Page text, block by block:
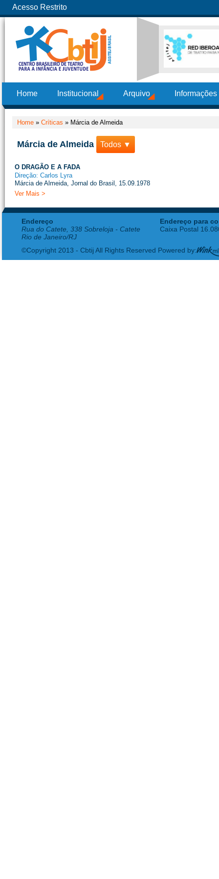
Acesso Restrito
Home Institucional Arquivo
Home » Críticas » Márcia de Almeida
Márcia de Almeida Todos ▼
O DRAGÃO E A FADA
Direção: Carlos Lyra
Márcia de Almeida, Jornal do Brasil, 15.09.1978
Ver Mais >
Endereço
Rua do Catete, 338 Sobreloja - Catete
Rio de Janeiro/RJ
Endereço para
Caixa Postal
©Copyright 2013 - Cbtij All Rights Reserved Powered by: